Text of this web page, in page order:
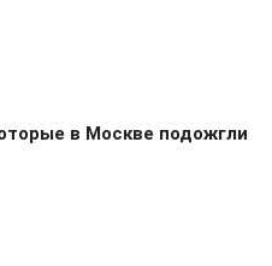
в Москве подожгли